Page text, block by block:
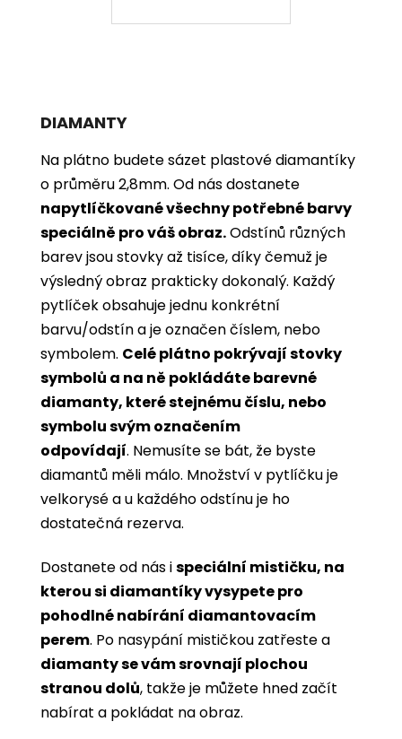
DIAMANTY
Na plátno budete sázet plastové diamantíky
o průměru 2,8mm. Od nás dostanete
napytlíčkované všechny potřebné barvy
speciálně pro váš obraz.Odstínů různých
barev jsou stovky až tisíce, díky čemuž je
výsledný obraz prakticky dokonalý. Každý
pytlíček obsahuje jednu konkrétní
barvu/odstín a je označen číslem, nebo
symbolem. Celé plátno pokrývají stovky
symbolů a na ně pokládáte barevné
diamanty, které stejnému číslu, nebo
symbolu svým označením
odpovídají. Nemusíte se bát, že byste
diamantů měli málo. Množství v pytlíčku je
velkorysé a u každého odstínu je ho
dostatečná rezerva.
Dostanete od nás ispeciální mističku, na
kterou si diamantíky vysypete pro
pohodlné nabírání diamantovacím
perem. Po nasypání mističkou zatřeste a
diamanty se vám srovnají plochou
stranou dolů, takže je můžete hned začít
nabírat a pokládat na obraz.